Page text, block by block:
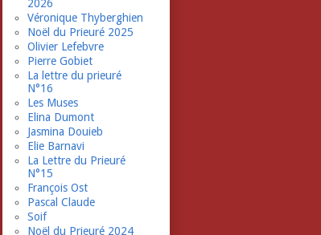
2026
Véronique Thyberghien
Noël du Prieuré 2025
Olivier Lefebvre
Pierre Gobiet
La lettre du prieuré
N°16
Les Muses
Elina Dumont
Jasmina Douieb
Elie Barnavi
La Lettre du Prieuré
N°15
François Ost
Pascal Claude
Soif
Noël du Prieuré 2024